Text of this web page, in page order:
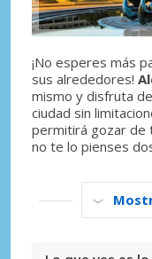
¡No esperes más
sus alrededores!
mismo y disfruta
ciudad sin
permitirá gozar de
no te lo pienses